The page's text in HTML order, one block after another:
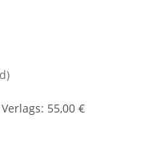
: 55,00 €